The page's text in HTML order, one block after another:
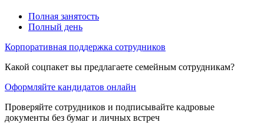
Полная занятость
Полный день
Корпоративная поддержка сотрудников
Какой соцпакет вы предлагаете семейным сотрудникам?
Оформляйте кандидатов онлайн
Проверяйте сотрудников и подписывайте кадровые
документы без бумаг и личных встреч